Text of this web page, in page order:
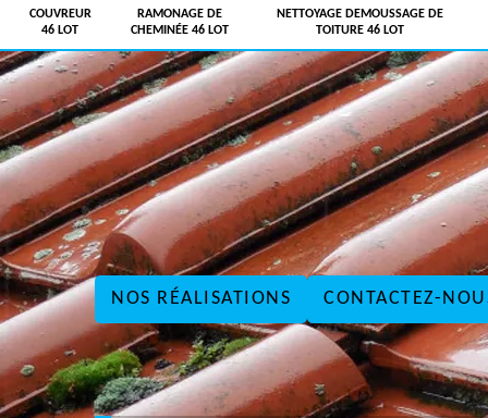
COUVREUR
46 LOT
RAMONAGE DE
CHEMINÉE 46 LOT
NETTOYAGE DEMOUSSAGE DE
TOITURE 46 LOT
NOS RÉALISATIONS CONTACTEZ-